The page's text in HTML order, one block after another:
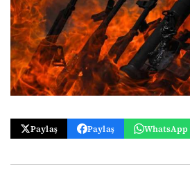
Paylaş Paylaş WhatsApp